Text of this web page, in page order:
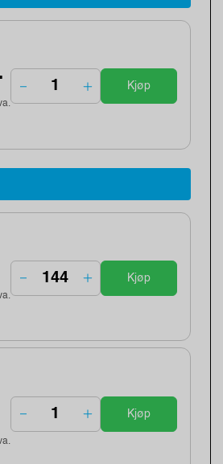
Kjøp
Kjøp
Kjøp